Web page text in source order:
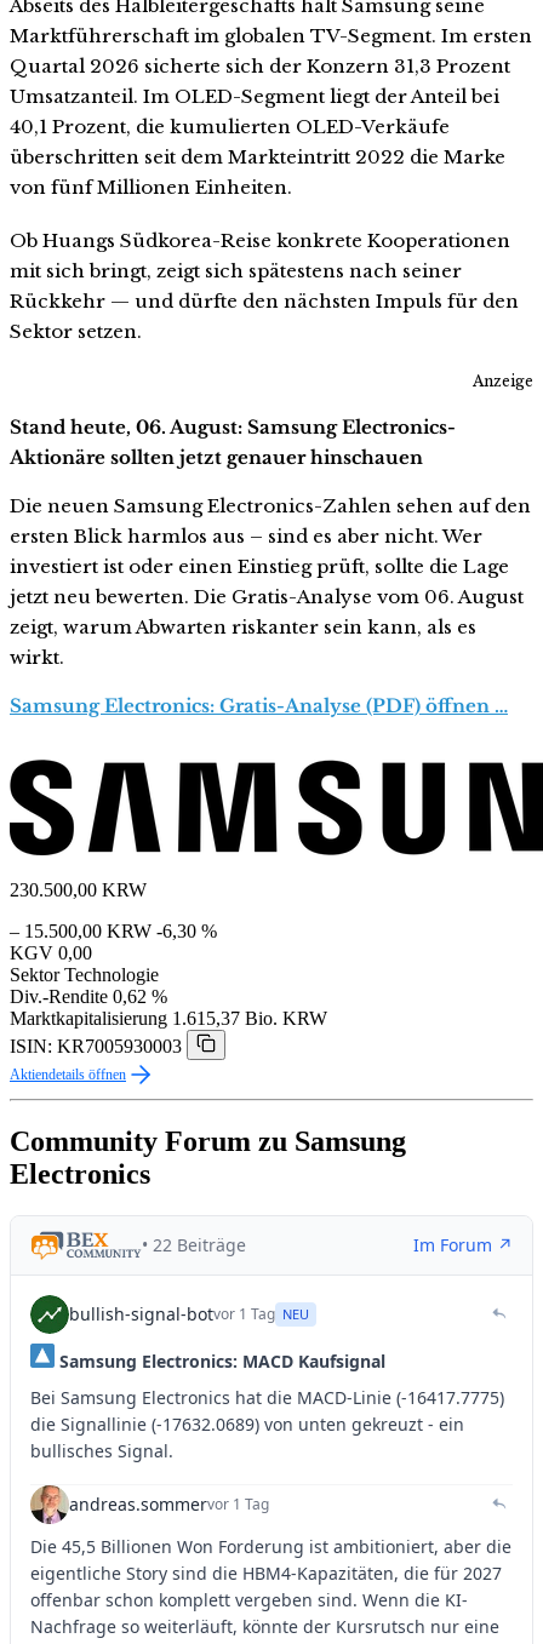
Abseits des Halbleitergeschäfts hält Samsung seine
Marktführerschaft im globalen TV-Segment. Im ersten
Quartal 2026 sicherte sich der Konzern 31,3 Prozent
Umsatzanteil. Im OLED-Segment liegt der Anteil bei
40,1 Prozent, die kumulierten OLED-Verkäufe
überschritten seit dem Markteintritt 2022 die Marke
von fünf Millionen Einheiten.
Ob Huangs Südkorea-Reise konkrete Kooperationen
mit sich bringt, zeigt sich spätestens nach seiner
Rückkehr — und dürfte den nächsten Impuls für den
Sektor setzen.
Anzeige
Stand heute, 06. August: Samsung Electronics-
Aktionäre sollten jetzt genauer hinschauen
Die neuen Samsung Electronics-Zahlen sehen auf den
ersten Blick harmlos aus – sind es aber nicht. Wer
investiert ist oder einen Einstieg prüft, sollte die Lage
jetzt neu bewerten. Die Gratis-Analyse vom 06. August
zeigt, warum Abwarten riskanter sein kann, als es
wirkt.
Samsung Electronics: Gratis-Analyse (PDF) öffnen …
230.500,00 KRW
– 15.500,00 KRW -6,30 %
KGV 0,00
Sektor Technologie
Div.-Rendite 0,62 %
Marktkapitalisierung 1.615,37 Bio. KRW
ISIN: KR7005930003
Aktiendetails öffnen
Community Forum zu Samsung
Electronics